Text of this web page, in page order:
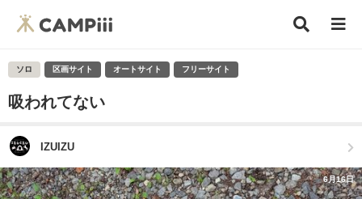
ソロ 区画サイト オートサイト フリーサイト
吸われてない
IZUIZU
6月16日